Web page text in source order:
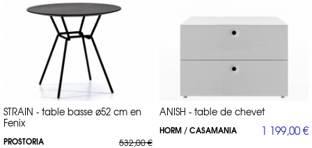
STRAIN - table basse ø52 cm en
Fenix
PROSTORIA 532,00 €
ANISH - table de chevet
HORM / CASAMANIA 1 199,00 €